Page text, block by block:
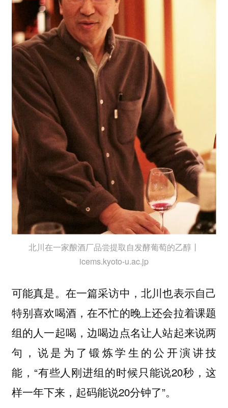
北川在一家酿酒厂品尝提取自发酵葡萄的乙醇丨
icems.kyoto-u.ac.jp
可能真是。在一篇采访中，北川也表示自己
特别喜欢喝酒，在不忙的晚上还会拉着课题
组的人一起喝，边喝边点名让人站起来说两
句，说是为了锻炼学生的公开演讲技
能，“有些人刚进组的时候只能说20秒，这
样一年下来，起码能说20分钟了”。